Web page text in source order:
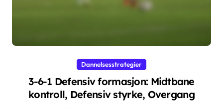
Dannelsesstrategier
3-6-1 Defensiv formasjon: Midtbane
kontroll, Defensiv styrke, Overgang